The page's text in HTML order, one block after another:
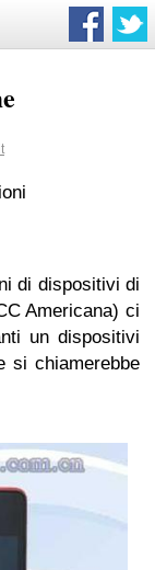
di dispositivi di
Americana) ci
un dispositivi
si chiamerebbe